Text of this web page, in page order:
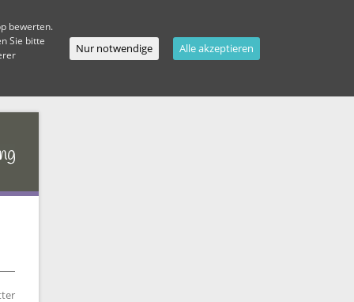
bewerten.
Sie bitte
Nur notwendige Alle akzeptieren